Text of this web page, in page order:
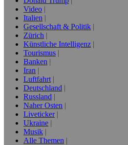
Video
Italien
Gesellschaft & Politik
Zürich
Künstliche Intelligenz
Tourismus
Banken
Iran
Luftfahrt
Deutschland
Russland
Naher Osten
Liveticker
Ukraine
Musik
Alle Themen